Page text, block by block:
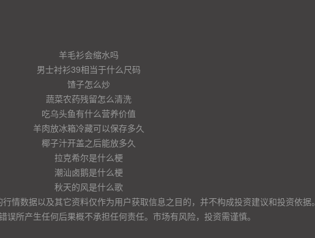
羊毛衫会缩水吗
男士衬衫39相当于什么尺码
馇子怎么炒
蔬菜农药残留怎么清洗
吃乌头鱼有什么营养价值
羊肉放冰箱冷藏可以保存多久
椰子汁开盖之后能放多久
拉克希尔是什么梗
潮汕卤鹅是什么梗
秋天的风是什么歌
情数据以及其它资料仅作为用户获取信息之目的，并不构成投资建议和投资依据。
误所产生任何后果概不承担任何责任。市场有风险，投资需谨慎。